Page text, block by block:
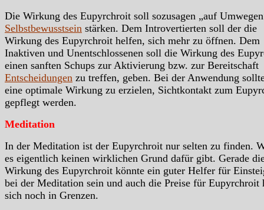
Die Wirkung des Eupyrchroit soll sozusagen „auf
Selbstbewusstsein stärken. Dem Introvertierten soll der die
Wirkung des Eupyrchroit helfen, sich mehr zu öffnen. Dem
Inaktiven und Unentschlossenen soll die Wirkung des
einen sanften Schups zur Aktivierung bzw. zur Bereitschaft
Entscheidungen zu treffen, geben. Bei der Anwendung
eine optimale Wirkung zu erzielen, Sichtkontakt zum
gepflegt werden.
Meditation
In der Meditation ist der Eupyrchroit nur selten zu finden.
es eigentlich keinen wirklichen Grund dafür gibt. Gerade
Wirkung des Eupyrchroit könnte ein guter Helfer für
bei der Meditation sein und auch die Preise für Eupyrchroit
sich noch in Grenzen.